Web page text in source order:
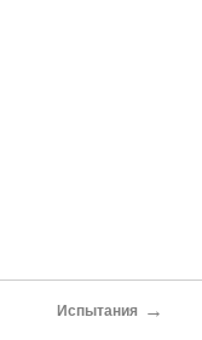
Испытания →